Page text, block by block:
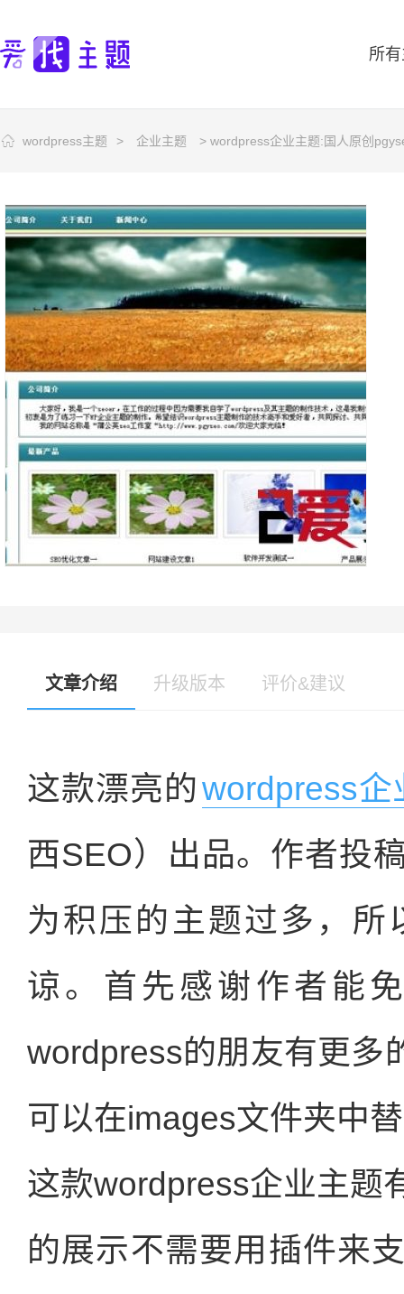
所
wordpress主题 > 企业主题 > wordpress企业主题:国人原创
文章介绍 升级版本 评价&建议
这款漂亮的wordpress企
西SEO）出品。作者投
为积压的主题过多，
谅。首先感谢作者能
wordpress的朋友有更多
可以在images文件夹中
这款wordpress企业主题
的展示不需要用插件来